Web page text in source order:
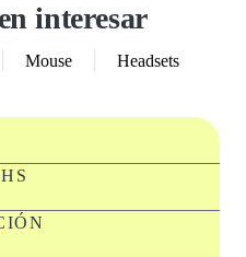
interesar
Mouse Headsets